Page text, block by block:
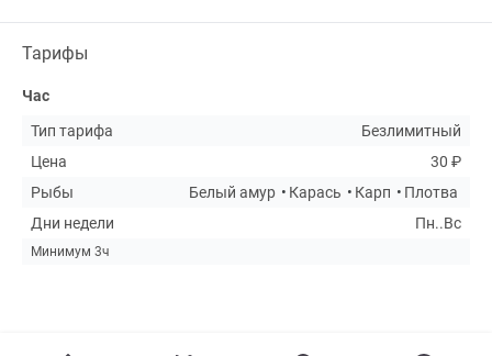
Тарифы
Час
Тип тарифа
Безлимитный
Цена
30 ₽
Рыбы
Белый амур Карась Карп
Плотва
Дни недели
Пн..Вс
Минимум 3ч